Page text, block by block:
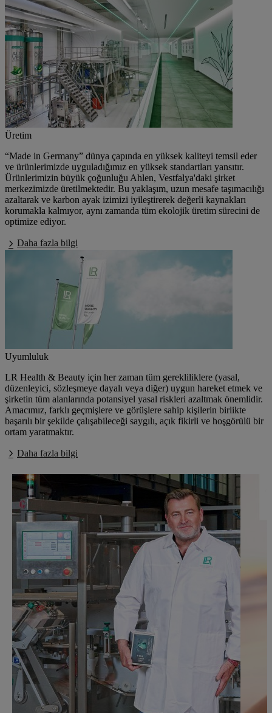
Üretim
“Made in Germany” dünya çapında en yüksek kaliteyi temsil eder
ve ürünlerimizde uyguladığımız en yüksek standartları yansıtır.
Ürünlerimizin büyük çoğunluğu Ahlen, Vestfalya'daki şirket
merkezimizde üretilmektedir. Bu yaklaşım, uzun mesafe taşımacılığı
azaltarak ve karbon ayak izimizi iyileştirerek değerli kaynakları
korumakla kalmıyor, aynı zamanda tüm ekolojik üretim sürecini de
optimize ediyor.
Daha fazla bilgi
Uyumluluk
LR Health & Beauty için her zaman tüm gerekliliklere (yasal,
düzenleyici, sözleşmeye dayalı veya diğer) uygun hareket etmek ve
şirketin tüm alanlarında potansiyel yasal riskleri azaltmak önemlidir.
Amacımız, farklı geçmişlere ve görüşlere sahip kişilerin birlikte
başarılı bir şekilde çalışabileceği saygılı, açık fikirli ve hoşgörülü bir
ortam yaratmaktır.
Daha fazla bilgi